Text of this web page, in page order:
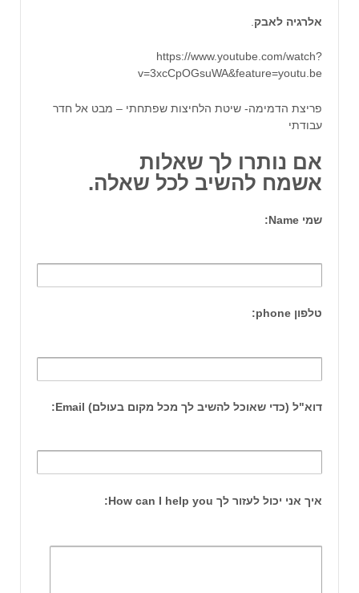
אלרגיה לאבק
https://www.youtube.com/watch?
v=3xcCpOGsuWA&feature=youtu.be
פריצת הדמימה- שיטת הלחיצות שפתחתי – מבט אל חדר
עבודתי
אם נותרו לך שאלות
אשמח להשיב לכל שאלה.
שמי Name:
טלפון phone:
דוא"ל (כדי שאוכל להשיב לך מכל מקום בעולם) Email:
איך אני יכול לעזור לך How can I help you: